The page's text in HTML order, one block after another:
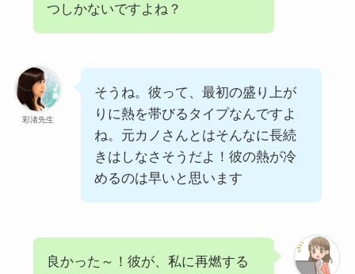
つしかないですよね？
彩渚先生
そうね。彼って、最初の盛り上が
りに熱を帯びるタイプなんですよ
ね。元カノさんとはそんなに長続
きはしなさそうだよ！彼の熱が冷
めるのは早いと思います
良かった～！彼が、私に再燃する